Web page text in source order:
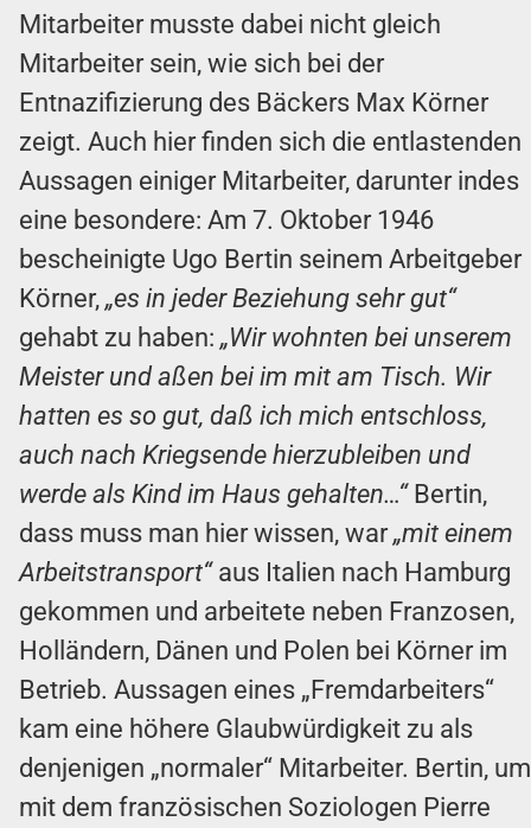
Mitarbeiter musste dabei nicht gleich
Mitarbeiter sein, wie sich bei der
Entnazifizierung des Bäckers Max Körner
zeigt. Auch hier finden sich die entlastenden
Aussagen einiger Mitarbeiter, darunter indes
eine besondere: Am 7. Oktober 1946
bescheinigte Ugo Bertin seinem Arbeitgeber
Körner, „es in jeder Beziehung sehr gut“
gehabt zu haben: „Wir wohnten bei unserem
Meister und aßen bei im mit am Tisch. Wir
hatten es so gut, daß ich mich entschloss,
auch nach Kriegsende hierzubleiben und
werde als Kind im Haus gehalten…“Bertin,
dass muss man hier wissen, war„mit einem
Arbeitstransport“aus Italien nach Hamburg
gekommen und arbeitete neben Franzosen,
Holländern, Dänen und Polen bei Körner im
Betrieb. Aussagen eines „Fremdarbeiters“
kam eine höhere Glaubwürdigkeit zu als
denjenigen „normaler“ Mitarbeiter. Bertin, um
mit dem französischen Soziologen Pierre